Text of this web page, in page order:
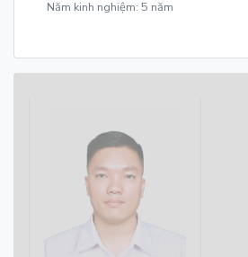
Năm kinh nghiệm: 5 năm